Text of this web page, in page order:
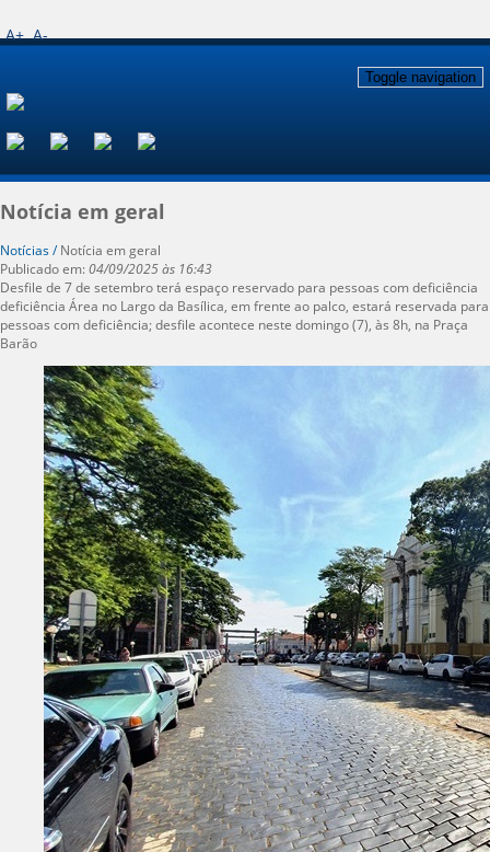
A+ A-
Toggle navigation
Notícia em geral
Notícias /Notícia em geral
Publicado em:04/09/2025 às 16:43
Desfile de 7 de setembro terá espaço reservado para pessoas com deficiência
deficiência Área no Largo da Basílica, em frente ao palco, estará reservada para
pessoas com deficiência; desfile acontece neste domingo (7), às 8h, na Praça
Barão